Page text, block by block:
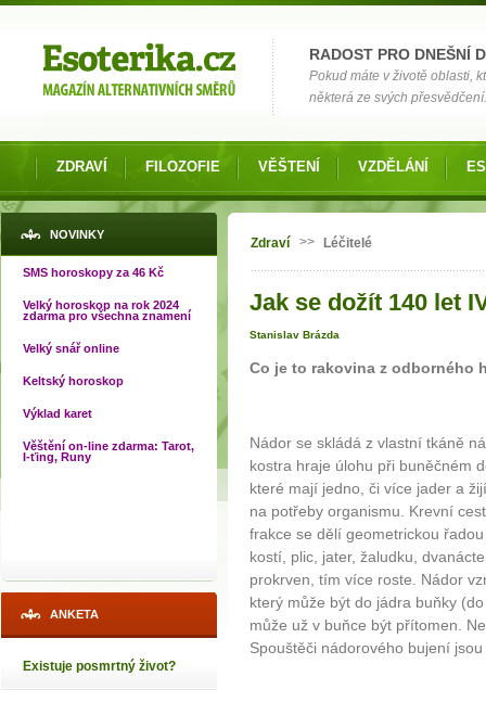
RADOST PRO DNEŠNÍ
Pokud máte v životě oblasti,
některá ze svých přesvědčení.
ZDRAVÍ FILOZOFIE VĚŠTENÍ VZDĚLÁNÍ
NOVINKY
SMS horoskopy za 46 Kč
Velký horoskop na rok 2024
zdarma pro všechna znamení
Velký snář online
Keltský horoskop
Výklad karet
Věštění on-line zdarma: Tarot,
I-ťing, Runy
ANKETA
Existuje posmrtný život?
Jste zde
Zdraví >> Léčitelé
Jak se dožít 140 let
Stanislav Brázda
Co je to rakovina z odborného
Nádor se skládá z vlastní tkáně
kostra hraje úlohu při buněčném
které mají jedno, či více jader a
na potřeby organismu. Krevní
frakce se dělí geometrickou
kostí, plic, jater, žaludku,
prokrven, tím více roste. Nádor
který může být do jádra buňky
může už v buňce být přítomen.
Spouštěči nádorového bujení jsou